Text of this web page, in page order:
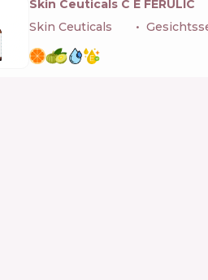
Skin Ceuticals C E FERULIC
Skin Ceuticals